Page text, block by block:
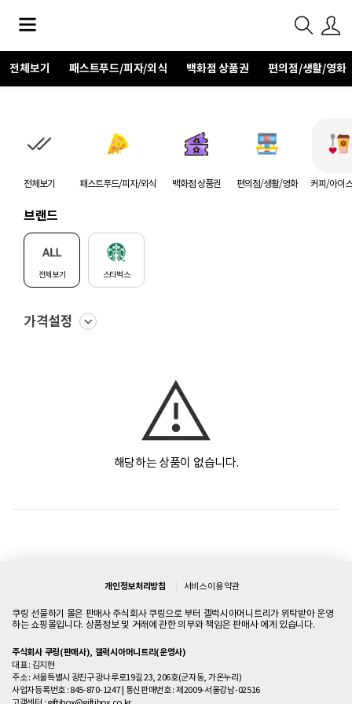
전체보기 패스트푸드/피자/외식 백화점 상품권 편의점/생활/영화
전체보기 패스트푸드/피자/외식 백화점 상품권 편의점/생활/영화 커피/아이
브랜드
전체보기 스타벅스
가격설정
해당하는 상품이 없습니다.
개인정보처리방침 서비스 이용 약관
쿠링 선물하기 몰은 판매사 주식회사 쿠링으로 부터 갤럭시아머니트리가 위탁받아 운영
하는 쇼핑몰입니다. 상품정보 및 거래에 관한 의무와 책임은 판매사 에게 있습니다.
주식회사 쿠링(판매사), 갤럭시아머니트리(운영사)
대표 : 김지현
주소 : 서울특별시 광진구 광나루로19길 23, 206호(군자동, 가온누리)
사업자등록번호 : 845-870-1247| 통신판매번호 : 제2009-서울강남-02516